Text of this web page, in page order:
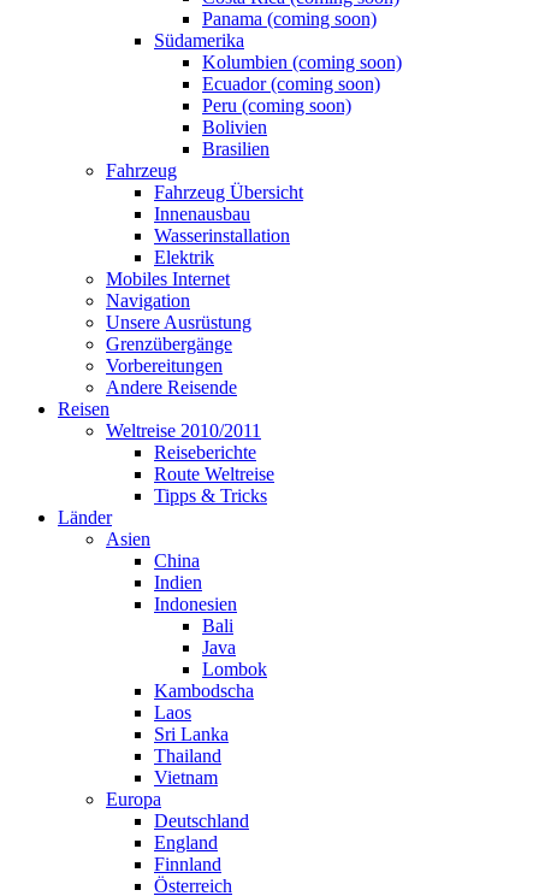
Panama (coming soon)
Südamerika
Kolumbien (coming soon)
Ecuador (coming soon)
Peru (coming soon)
Bolivien
Brasilien
Fahrzeug
Fahrzeug Übersicht
Innenausbau
Wasserinstallation
Elektrik
Mobiles Internet
Navigation
Unsere Ausrüstung
Grenzübergänge
Vorbereitungen
Andere Reisende
Reisen
Weltreise 2010/2011
Reiseberichte
Route Weltreise
Tipps & Tricks
Länder
Asien
China
Indien
Indonesien
Bali
Java
Lombok
Kambodscha
Laos
Sri Lanka
Thailand
Vietnam
Europa
Deutschland
England
Finnland
Österreich